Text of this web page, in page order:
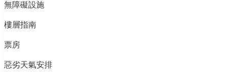
無障礙設施
樓層指南
票房
惡劣天氣安排